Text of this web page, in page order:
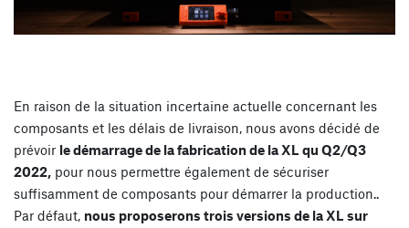
En raison de la situation incertaine actuelle concernant les
composants et les délais de livraison, nous avons décidé de
prévoir le démarrage de la fabrication de la XL qu Q2/Q3
2022, pour nous permettre également de sécuriser
suffisamment de composants pour démarrer la production..
Par défaut, nous proposerons trois versions de la XL sur